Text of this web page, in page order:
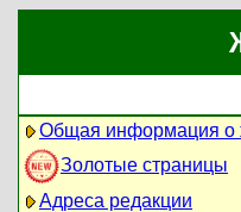
Общая информация о
Золотые страницы
Адреса редакции